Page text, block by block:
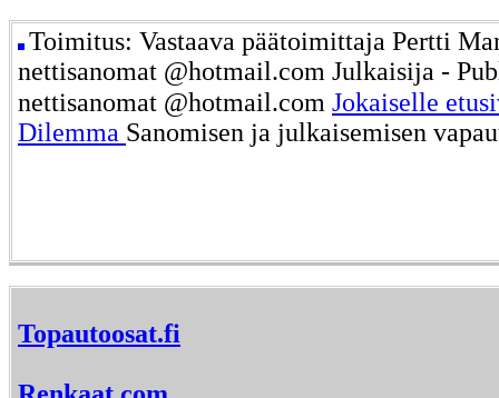
Toimitus: Vastaava päätoimittaja Pertti
nettisanomat @hotmail.com Julkaisija -
nettisanomat @hotmail.com Jokaiselle
Dilemma Sanomisen ja julkaisemisen
Topautoosat.fi